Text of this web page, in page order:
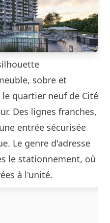
sobre et
quartier neuf de Cité
Des lignes franches,
entrée sécurisée
Le genre d'adresse
le stationnement, où
à l'unité.